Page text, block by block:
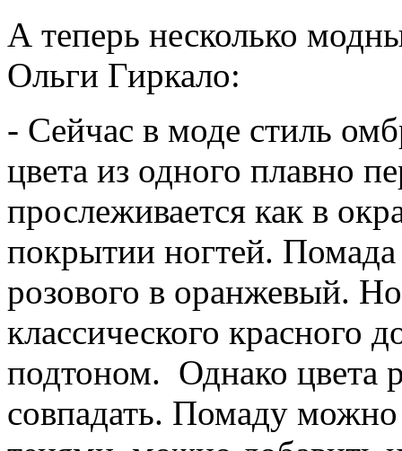
А теперь несколько
Ольги Гиркало:
- Сейчас в моде стиль
цвета из одного плавно
прослеживается как в
покрытии ногтей.
розового в оранжевый.
классического красного
подтоном. Однако цвета
совпадать. Помаду